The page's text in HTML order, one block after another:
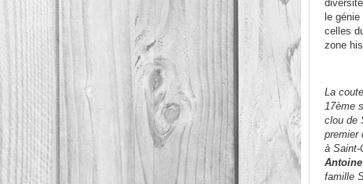
le
celles
zone
La
17ème
clou de
premier
à Saint-
famille